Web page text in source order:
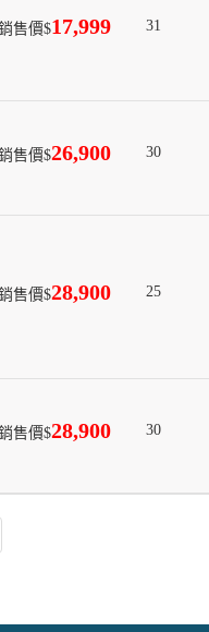
售價$17,999 31
售價$26,900 30
售價$28,900 25
售價$28,900 30